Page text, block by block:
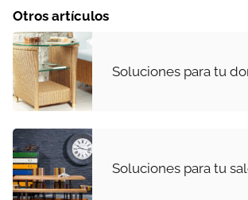
Otros artículos
Soluciones para tu
Soluciones para tu